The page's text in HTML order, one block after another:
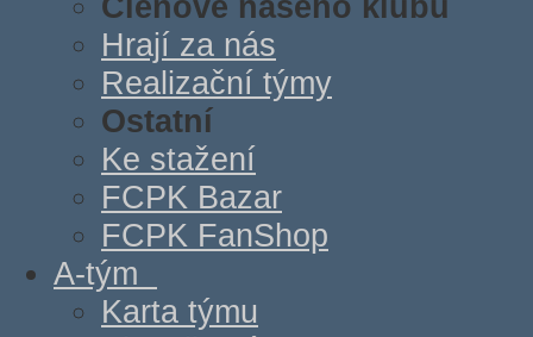
Hrají za nás
Realizační týmy
Ostatní
Ke stažení
FCPK Bazar
FCPK FanShop
A-tým
Karta týmu